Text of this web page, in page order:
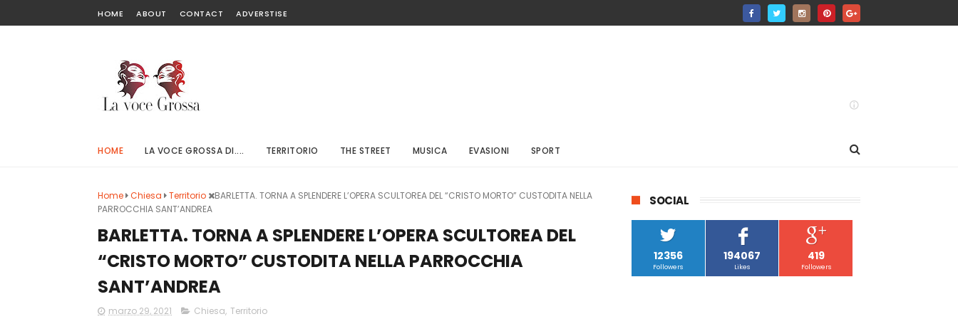
HOME ABOUT CONTACT ADVERSTISE
HOME LA VOCE GROSSA DI.... TERRITORIO THE STREET MUSICA EVASIONI SPORT
Home Chiesa Territorio
BARLETTA. TORNA A SPLENDERE L’OPERA SCULTOREA DEL “CRISTO MORTO” CUSTODITA NELLA
PARROCCHIA SANT’ANDREA
BARLETTA. TORNA A SPLENDERE L’OPERA SCULTOREA DEL
“CRISTO MORTO” CUSTODITA NELLA PARROCCHIA
SANT’ANDREA
marzo 29, 2021 Chiesa, Territorio
SOCIAL
12356
Followers
194067
Likes
419
Followers